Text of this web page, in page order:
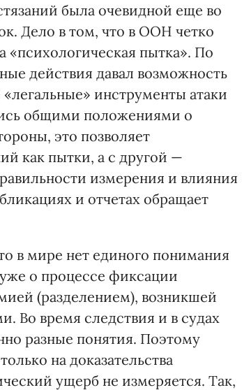
была очевидной еще во
Дело в том, что в ООН четко
пытка». По
действия давал возможность
инструменты атаки
общими положениями о
это позволяет
как пытки, а с другой —
измерения и влияния
и отчетах обращает
в мире нет единого понимания
о процессе фиксации
(разделением), возникшей
Во время следствия и в судах
разные понятия. Поэтому
на доказательства
ущерб не измеряется. Так,